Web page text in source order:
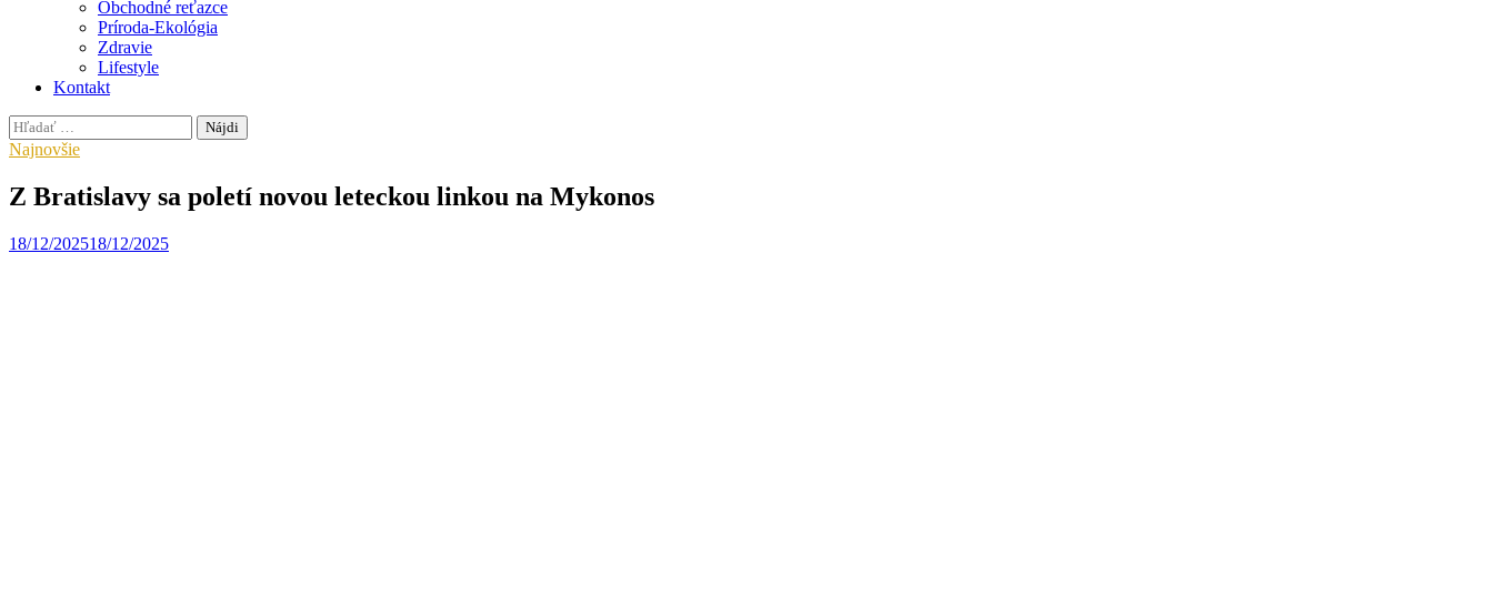
Obchodné reťazce
Príroda-Ekológia
Zdravie
Lifestyle
Kontakt
Hľadať:
Najnovšie
Z Bratislavy sa poletí novou leteckou linkou na Mykonos
18/12/202518/12/2025